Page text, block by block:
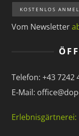
Vom Newsletter
Telefon: +43 7242
E-Mail:
Erlebnisgärtnerei: